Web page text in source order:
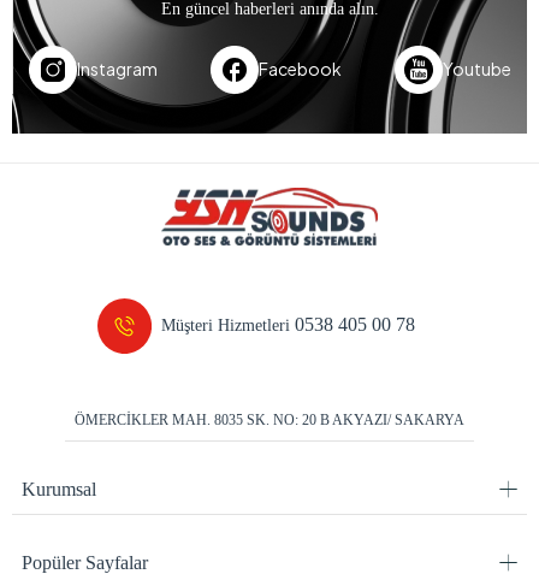
En güncel haberleri anında alın.
Instagram Facebook Youtube
Müşteri Hizmetleri0538 405 00 78
ÖMERCİKLER MAH. 8035 SK. NO: 20 B AKYAZI/ SAKARYA
Kurumsal
Popüler Sayfalar